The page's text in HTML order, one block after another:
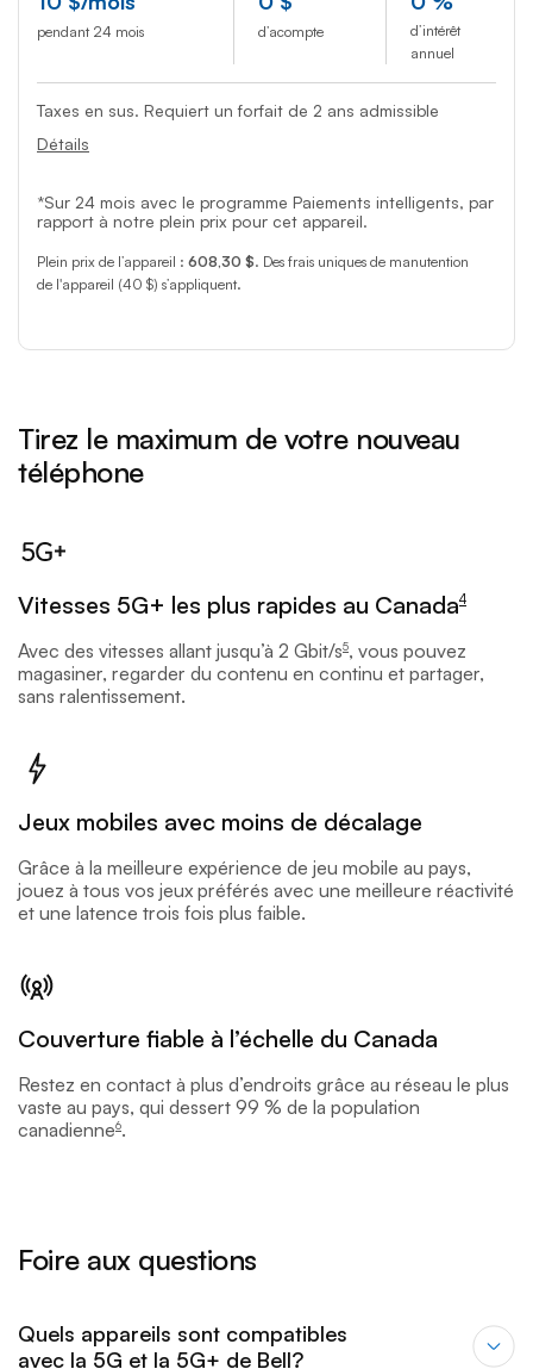
pendant 24 mois d’acompte
d’intérêt
annuel
Taxes en sus. Requiert un forfait de 2 ans admissible
Détails
*Sur 24 mois avec le programme Paiements intelligents, par
rapport à notre plein prix pour cet appareil.
Plein prix de l’appareil : 608,30 $. Des frais uniques de manutention
de l'appareil (40 $) s’appliquent.
Tirez le maximum de votre nouveau
téléphone
Vitesses 5G+ les plus rapides au Canada4
Avec des vitesses allant jusqu’à 2 Gbit/s
footnote 5, vous pouvez
magasiner, regarder du contenu en continu et partager,
sans ralentissement.
Jeux mobiles avec moins de décalage
Grâce à la meilleure expérience de jeu mobile au pays,
jouez à tous vos jeux préférés avec une meilleure réactivité
et une latence trois fois plus faible.
Couverture fiable à l’échelle du Canada
Restez en contact à plus d’endroits grâce au réseau le plus
vaste au pays, qui dessert 99 % de la population
canadienne
footnote
6.
Foire aux questions
Quels appareils sont compatibles
avec la 5G et la 5G+ de Bell?